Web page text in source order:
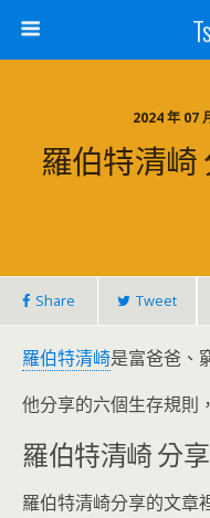
2024 年 07
羅伯特清崎
Share Tweet
羅伯特清崎是富爸爸、
他分享的六個生存規則
羅伯特清崎 分
羅伯特清崎分享的文章